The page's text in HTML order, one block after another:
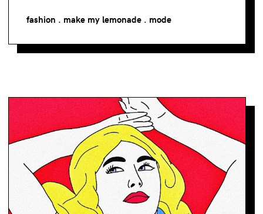
fashion . make my lemonade . mode